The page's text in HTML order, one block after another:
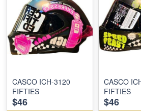
CASCO ICH-3120
FIFTIES
$46
CASCO
FIFTIES
$46